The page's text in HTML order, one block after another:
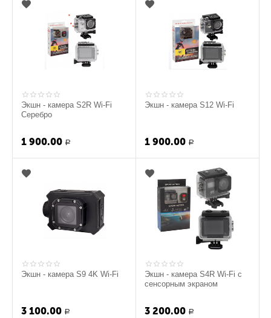
Экшн - камера S2R Wi-Fi
Серебро
1 900.00 Р
Экшн - камера S12 Wi-Fi
1 900.00 Р
Экшн - камера S9 4K Wi-Fi
3 100.00 Р
Экшн - камера S4R Wi-Fi с
сенсорным экраном
3 200.00 Р